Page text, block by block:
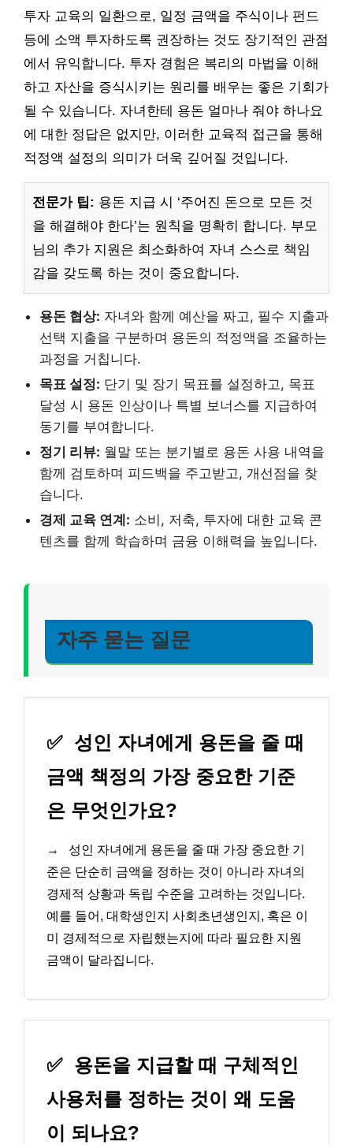
투자 교육의 일환으로, 일정 금액을 주식이나 펀드
등에 소액 투자하도록 권장하는 것도 장기적인 관점
에서 유익합니다. 투자 경험은 복리의 마법을 이해
하고 자산을 증식시키는 원리를 배우는 좋은 기회가
될 수 있습니다. 자녀한테 용돈 얼마나 줘야 하나요
에 대한 정답은 없지만, 이러한 교육적 접근을 통해
적정액 설정의 의미가 더욱 깊어질 것입니다.
전문가 팁: 용돈 지급 시 ‘주어진 돈으로 모든 것
을 해결해야 한다’는 원칙을 명확히 합니다. 부모
님의 추가 지원은 최소화하여 자녀 스스로 책임
감을 갖도록 하는 것이 중요합니다.
용돈 협상: 자녀와 함께 예산을 짜고, 필수 지출과
선택 지출을 구분하며 용돈의 적정액을 조율하는
과정을 거칩니다.
목표 설정: 단기 및 장기 목표를 설정하고, 목표
달성 시 용돈 인상이나 특별 보너스를 지급하여
동기를 부여합니다.
정기 리뷰: 월말 또는 분기별로 용돈 사용 내역을
함께 검토하며 피드백을 주고받고, 개선점을 찾
습니다.
경제 교육 연계: 소비, 저축, 투자에 대한 교육 콘
텐츠를 함께 학습하며 금융 이해력을 높입니다.
자주 묻는 질문
✅ 성인 자녀에게 용돈을 줄 때
금액 책정의 가장 중요한 기준
은 무엇인가요?
→
성인 자녀에게 용돈을 줄 때 가장 중요한 기
준은 단순히 금액을 정하는 것이 아니라 자녀의
경제적 상황과 독립 수준을 고려하는 것입니다.
예를 들어, 대학생인지 사회초년생인지, 혹은 이
미 경제적으로 자립했는지에 따라 필요한 지원
금액이 달라집니다.
✅ 용돈을 지급할 때 구체적인
사용처를 정하는 것이 왜 도움
이 되나요?